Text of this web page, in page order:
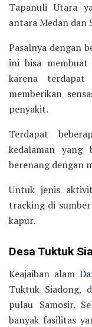
Tapanuli Utara
antara Medan dan
Pasalnya dengan
ini bisa
karena
memberikan
penyakit.
Terdapat
kedalaman yang
berenang dengan
Untuk jenis
tracking di
kapur.
Desa Tuktuk
Keajaiban alam
Tuktuk Siadong,
pulau Samosir.
banyak fasilitas